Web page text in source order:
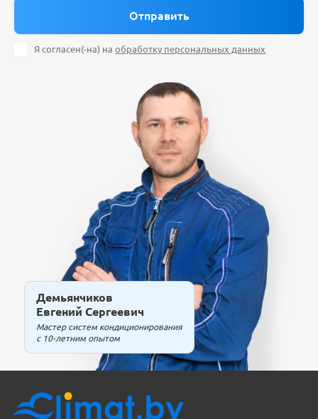
Я согласен(-на) наобработку персональных данных
Демьянчиков
Евгений Сергеевич
Мастер систем кондиционирования
с 10-летним опытом